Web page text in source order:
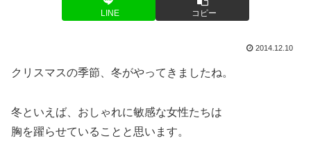
LINE コピー
2014.12.10
クリスマスの季節、冬がやってきましたね。
冬といえば、おしゃれに敏感な女性たちは
胸を躍らせていることと思います。